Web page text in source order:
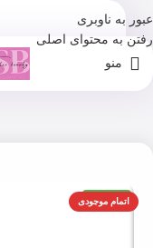
عبور به ناوبری
رفتن به محتوای اصلی
منو
اتمام موجودی
اورجینال